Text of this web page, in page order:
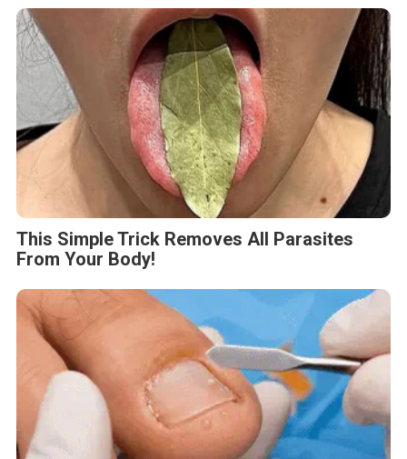
This Simple Trick Removes All Parasites
From Your Body!